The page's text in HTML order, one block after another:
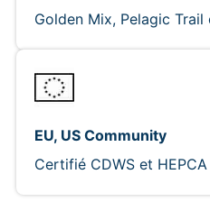
Golden Mix, Pelagic Trail
EU, US Community
Certifié CDWS et HEPCA